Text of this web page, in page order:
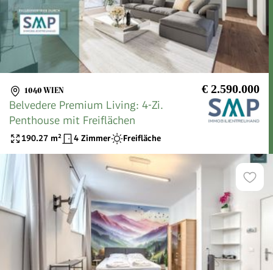
1040 WIEN € 2.590.000
Belvedere Premium Living: 4-Zi.
Penthouse mit Freiflächen
190.27 m² 4 Zimmer Freifläche